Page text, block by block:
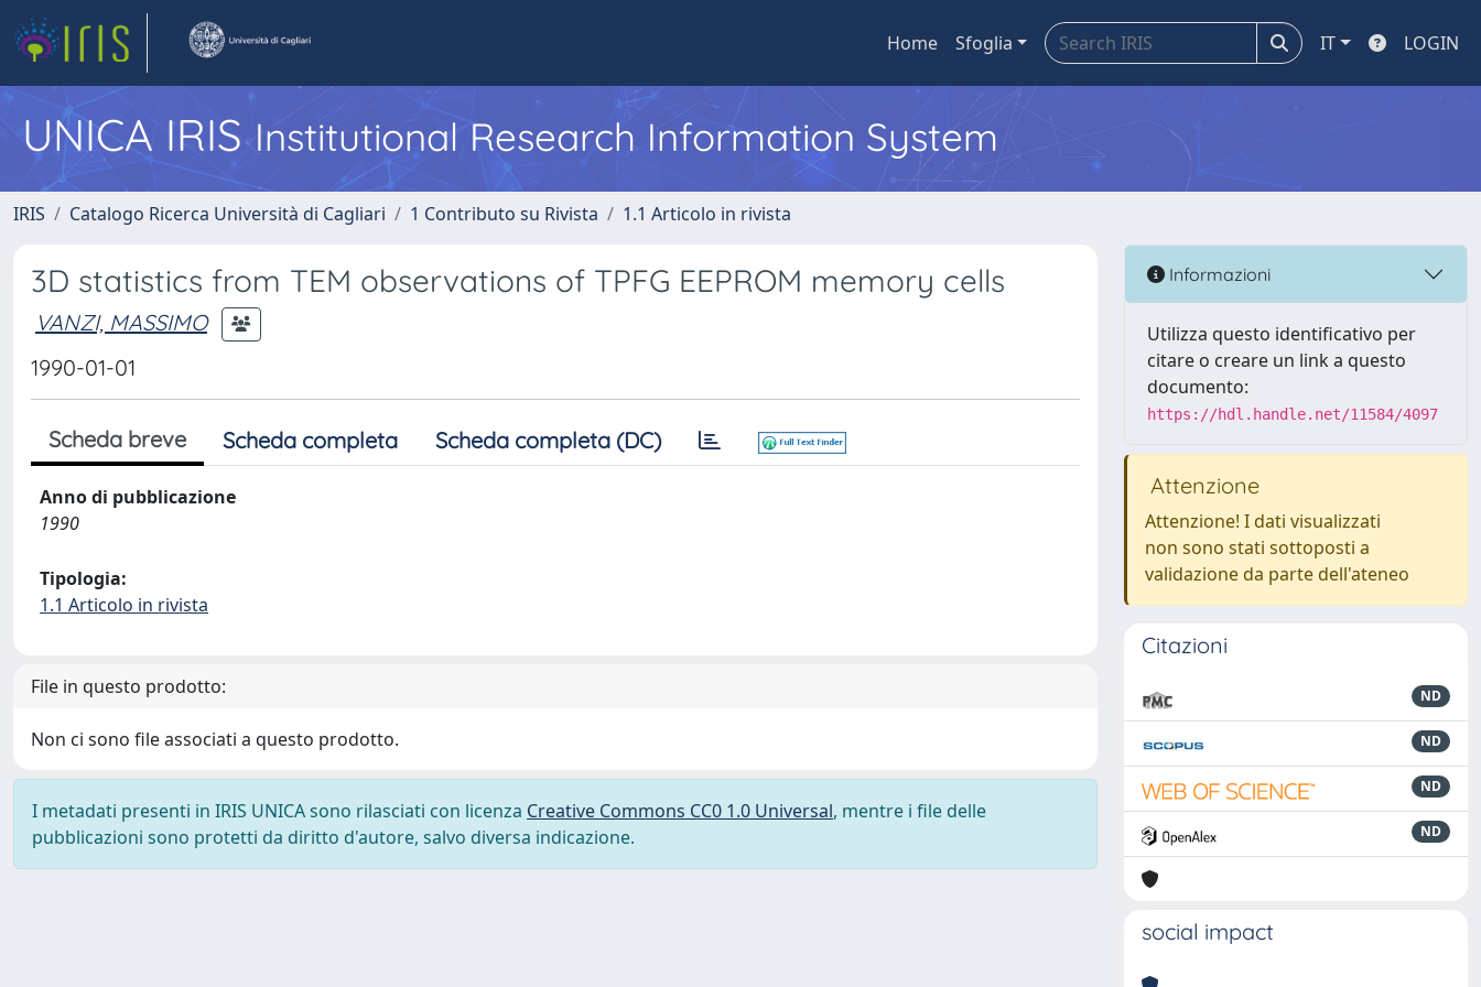
Home Sfoglia IT LOGIN
UNICA IRISInstitutional Research Information System
IRIS Catalogo Ricerca Università di Cagliari 1 Contributo su Rivista 1.1 Articolo in rivista
3D statistics from TEM observations of TPFG EEPROM memory cells
VANZI, MASSIMO
1990-01-01
Scheda breve Scheda completa Scheda completa (DC)
Anno di pubblicazione
1990
Tipologia:
1.1 Articolo in rivista
File in questo prodotto:
Non ci sono file associati a questo prodotto.
I metadati presenti in IRIS UNICA sono rilasciati con licenza Creative Commons CC0 1.0 Universal, mentre i file delle
pubblicazioni sono protetti da diritto d'autore, salvo diversa indicazione.
Informazioni
Utilizza questo identificativo per
citare o creare un link a questo
documento:
https://hdl.handle.net/11584/4097
Attenzione
Attenzione! I dati visualizzati
non sono stati sottoposti a
validazione da parte dell'ateneo
Citazioni
ND
ND
ND
ND
social impact